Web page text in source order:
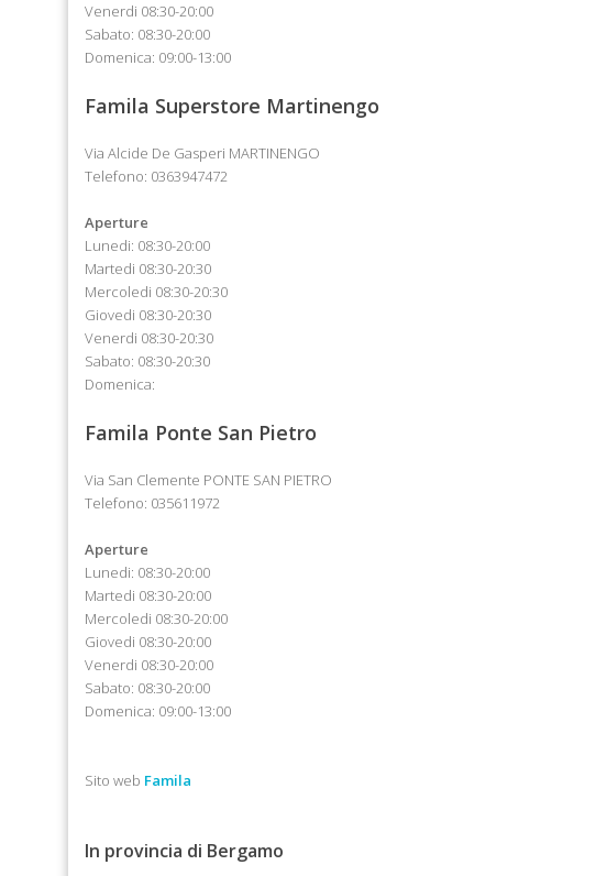
Venerdi 08:30-20:00
Sabato: 08:30-20:00
Domenica: 09:00-13:00
Famila Superstore Martinengo
Via Alcide De Gasperi MARTINENGO
Telefono: 0363947472
Aperture
Lunedi: 08:30-20:00
Martedi 08:30-20:30
Mercoledi 08:30-20:30
Giovedi 08:30-20:30
Venerdi 08:30-20:30
Sabato: 08:30-20:30
Domenica:
Famila Ponte San Pietro
Via San Clemente PONTE SAN PIETRO
Telefono: 035611972
Aperture
Lunedi: 08:30-20:00
Martedi 08:30-20:00
Mercoledi 08:30-20:00
Giovedi 08:30-20:00
Venerdi 08:30-20:00
Sabato: 08:30-20:00
Domenica: 09:00-13:00
Sito web Famila
In provincia di Bergamo